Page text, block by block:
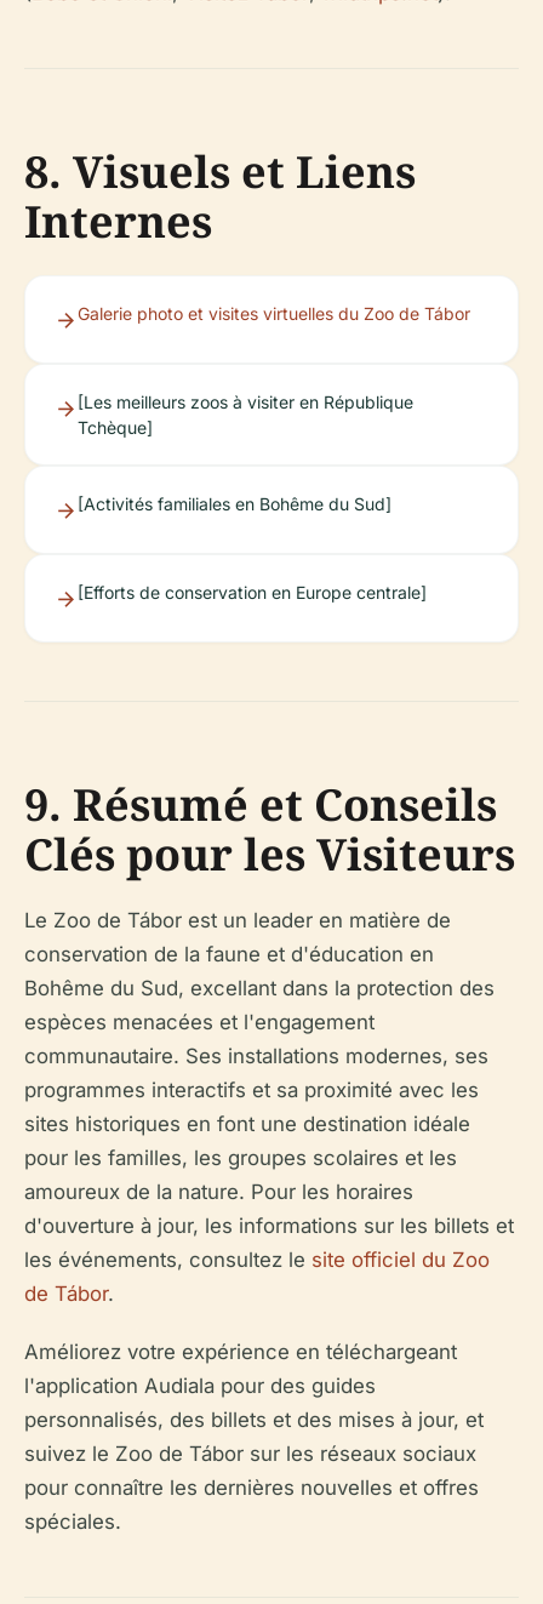
8. Visuels et Liens
Internes
Galerie photo et visites virtuelles du Zoo de Tábor
[Les meilleurs zoos à visiter en République
Tchèque]
[Activités familiales en Bohême du Sud]
[Efforts de conservation en Europe centrale]
9. Résumé et Conseils
Clés pour les Visiteurs
Le Zoo de Tábor est un leader en matière de
conservation de la faune et d'éducation en
Bohême du Sud, excellant dans la protection des
espèces menacées et l'engagement
communautaire. Ses installations modernes, ses
programmes interactifs et sa proximité avec les
sites historiques en font une destination idéale
pour les familles, les groupes scolaires et les
amoureux de la nature. Pour les horaires
d'ouverture à jour, les informations sur les billets et
les événements, consultez le site officiel du Zoo
de Tábor.
Améliorez votre expérience en téléchargeant
l'application Audiala pour des guides
personnalisés, des billets et des mises à jour, et
suivez le Zoo de Tábor sur les réseaux sociaux
pour connaître les dernières nouvelles et offres
spéciales.